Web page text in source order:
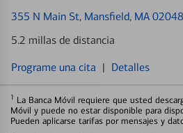
355 N Main St, Mansfield, MA 02048
5.2 millas de distancia
Programe una cita | Detalles
1 La Banca Móvil requiere que usted
Móvil y puede no estar disponible para
Pueden aplicarse tarifas por mensajes y